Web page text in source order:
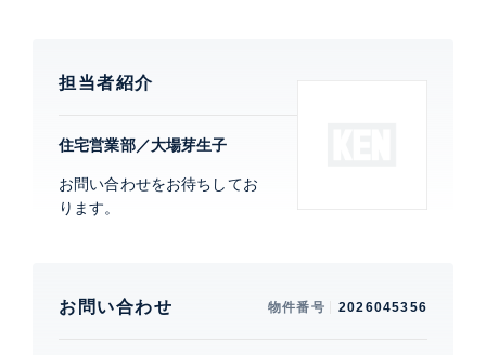
イレ別、 洗面所独立、 クローゼッ
ューズインクローゼット、 都市ガス
ーティルーム、 オートロック、 駐輪
担当者紹介
住宅営業部／大場芽生子
お問い合わせをお待ちしてお
ります。
お問い合わせ 物件番号 2026045356